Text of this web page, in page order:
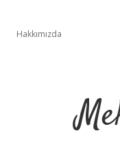
Hakkımızda